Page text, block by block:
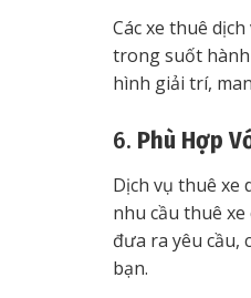
Các xe thuê
trong suốt hành
hình giải trí,
6. Phù Hợp
Dịch vụ thuê xe
nhu cầu thuê
đưa ra yêu cầu,
bạn.